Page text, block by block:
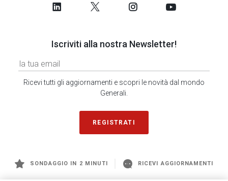
Iscriviti alla nostra Newsletter!
Ricevi tutti gli aggiornamenti e scopri le novità dal mondo
Generali.
REGISTRATI
SONDAGGIO IN 2 MINUTI RICEVI AGGIORNAMENTI